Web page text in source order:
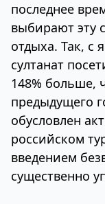
последнее
выбирают эту
отдыха. Так, с
султанат
148% больше,
предыдущего
обусловлен
российском
введением
существенно